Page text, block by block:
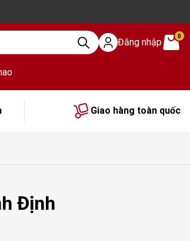
Giao hàng toàn quốc
0
Đăng nhập
Định